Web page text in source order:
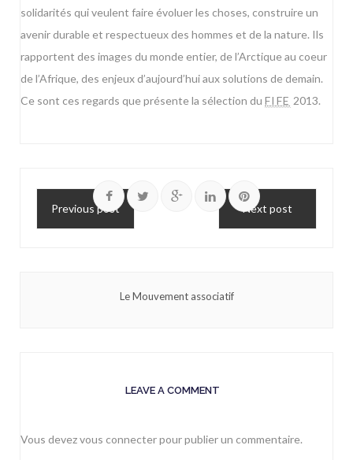
solidarités qui veulent faire évoluer les choses, construire un
avenir durable et respectueux des hommes et de la nature. Ils
rapportent des images du monde entier, de l’Arctique au coeur
de l’Afrique, des enjeux d’aujourd’hui aux solutions de demain.
Ce sont ces regards que présente la sélection du FIFE 2013.
Previous post Next post
Le Mouvement associatif
LEAVE A COMMENT
Vous devezvous connecterpour publier un commentaire.